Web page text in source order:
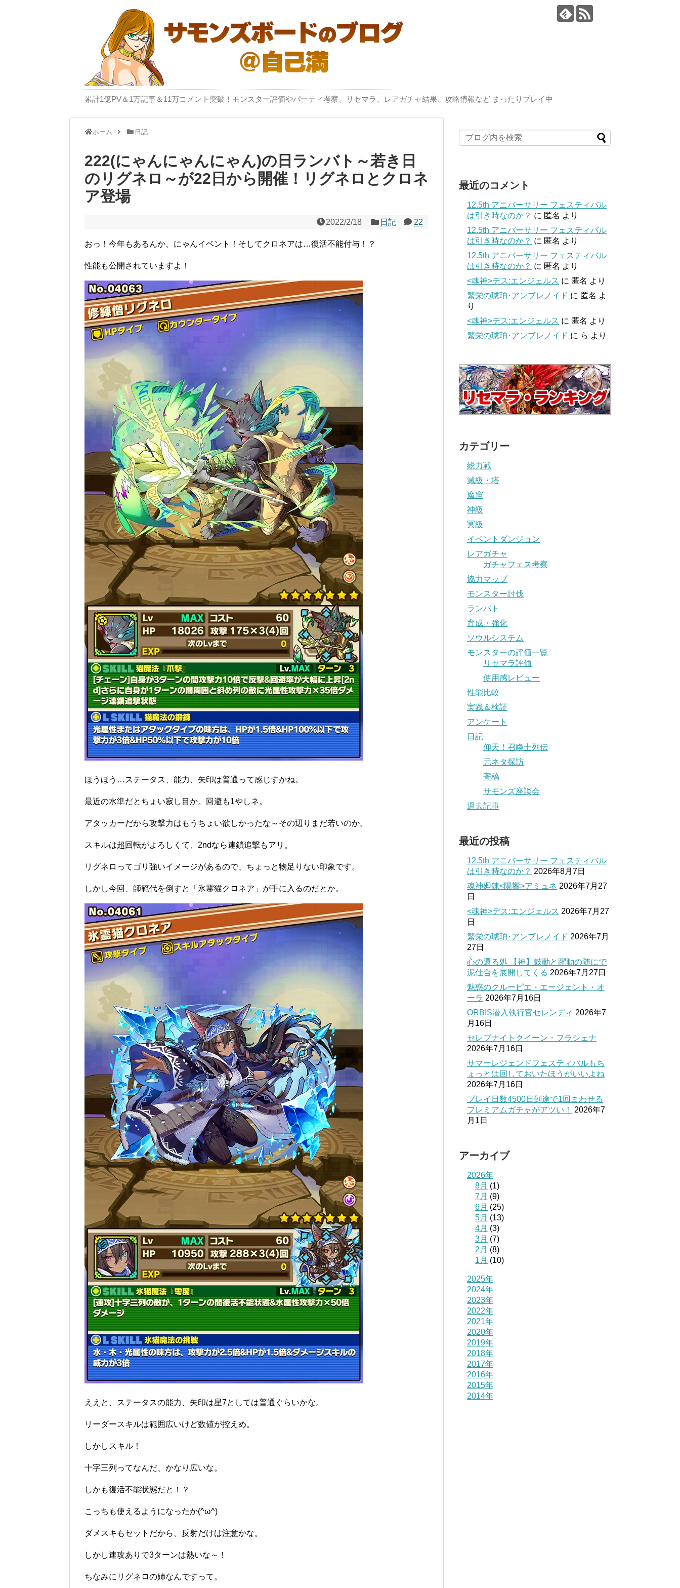
累計1億PV＆1万記事＆11万コメント突破！モンスター評価やパーティ考察、リセマラ、レアガチャ結果、攻略情報など まったりプレイ中
ホーム 日記
222(にゃんにゃんにゃん)の日ランバト～若き日
のリグネロ～が22日から開催！リグネロとクロネ
ア登場
2022/2/18 日記 22
おっ！今年もあるんか、にゃんイベント！そしてクロネアは…復活不能付与！？
性能も公開されていますよ！
ほうほう…ステータス、能力、矢印は普通って感じすかね。
最近の水準だとちょい寂し目か。回避も1やしネ。
アタッカーだから攻撃力はもうちょい欲しかったな～その辺りまだ若いのか。
スキルは超回転がよろしくて、2ndなら連鎖追撃もアリ。
リグネロってゴリ強いイメージがあるので、ちょっと物足りない印象です。
しかし今回、師範代を倒すと「氷霊猫クロネア」が手に入るのだとか。
ええと、ステータスの能力、矢印は星7としては普通ぐらいかな。
リーダースキルは範囲広いけど数値が控えめ。
しかしスキル！
十字三列ってなんだ、かなり広いな。
しかも復活不能状態だと！？
こっちも使えるようになったか(^ω^)
ダメスキもセットだから、反射だけは注意かな。
しかし速攻ありで3ターンは熱いな～！
ちなみにリグネロの姉なんですって。
最近のコメント
12.5th アニバーサリー フェスティバル
は引き時なのか？ に 匿名 より
12.5th アニバーサリー フェスティバル
は引き時なのか？ に 匿名 より
12.5th アニバーサリー フェスティバル
は引き時なのか？ に 匿名 より
<魂神>デス:エンジェルス に 匿名 より
繁栄の琥珀･アンブレノイド に 匿名 よ
り
<魂神>デス:エンジェルス に 匿名 より
繁栄の琥珀･アンブレノイド に ら より
カテゴリー
総力戦
滅級・塔
魔窟
神級
冥級
イベントダンジョン
レアガチャ
ガチャフェス考察
協力マップ
モンスター討伐
ランバト
育成・強化
ソウルシステム
モンスターの評価一覧
リセマラ評価
使用感レビュー
性能比較
実践＆検証
アンケート
日記
仰天！召喚士列伝
元ネタ探訪
寄稿
サモンズ座談会
過去記事
最近の投稿
12.5th アニバーサリー フェスティバル
は引き時なのか？ 2026年8月7日
魂神廻錬<陽響>アミュネ 2026年7月27
日
<魂神>デス:エンジェルス 2026年7月27
日
繁栄の琥珀･アンブレノイド 2026年7月
27日
心の還る処 【神】鼓動と躍動の随にで
泥仕合を展開してくる 2026年7月27日
魅惑のクルーピエ・エージェント・オ
ーラ 2026年7月16日
ORBIS潜入執行官セレンディ 2026年7
月16日
セレブナイトクイーン・フラシェナ
2026年7月16日
サマーレジェンドフェスティバルもち
ょっとは回しておいたほうがいいよね
2026年7月16日
プレイ日数4500日到達で1回まわせる
プレミアムガチャがアツい！
2026年7
月1日
アーカイブ
2026年
8月 (1)
7月 (9)
6月 (25)
5月 (13)
4月 (3)
3月 (7)
2月 (8)
1月 (10)
2025年
2024年
2023年
2022年
2021年
2020年
2019年
2018年
2017年
2016年
2015年
2014年